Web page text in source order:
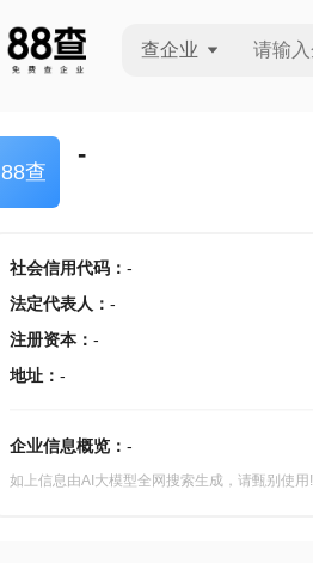
查企业
88查
-
社会信用代码： -
法定代表人 ： -
注册资本： -
地址： -
企业信息概览： -
如上信息由AI大模型全网搜索生成，请甄别使用!